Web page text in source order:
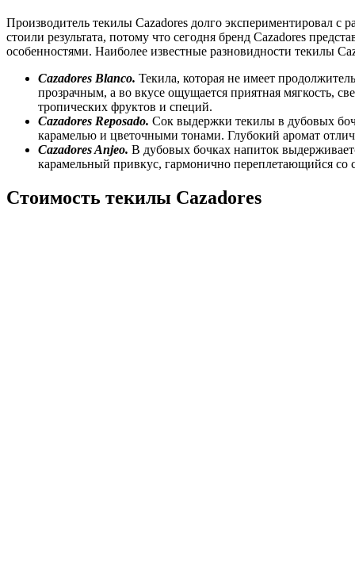
Производитель текилы Cazadores долго экспериментировал с
стоили результата, потому что сегодня бренд Cazadores
особенностями. Наиболее известные разновидности текилы
Cazadores Blanco. Текила, которая не имеет
прозрачным, а во вкусе ощущается приятная мягкость,
тропических фруктов и специй.
Cazadores Reposado. Сок выдержки текилы в дубовых
карамелью и цветочными тонами. Глубокий аромат
CazadoresAnjeo. В дубовых бочках напиток
карамельный привкус, гармонично переплетающийся со
Стоимость текилы Cazadores